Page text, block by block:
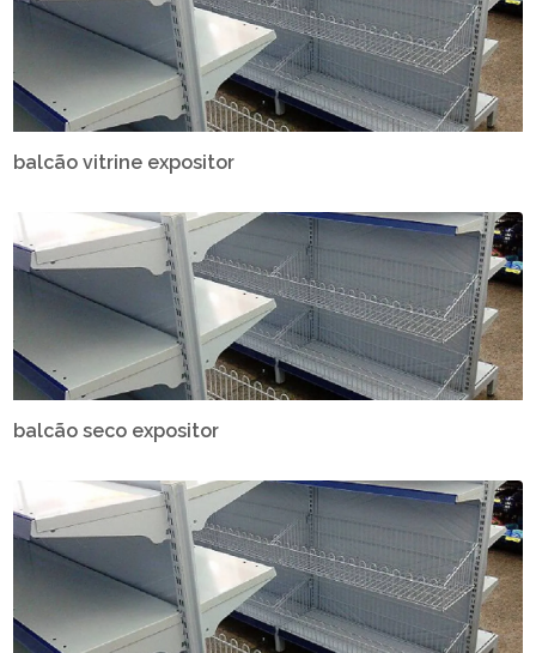
balcão vitrine expositor
balcão seco expositor